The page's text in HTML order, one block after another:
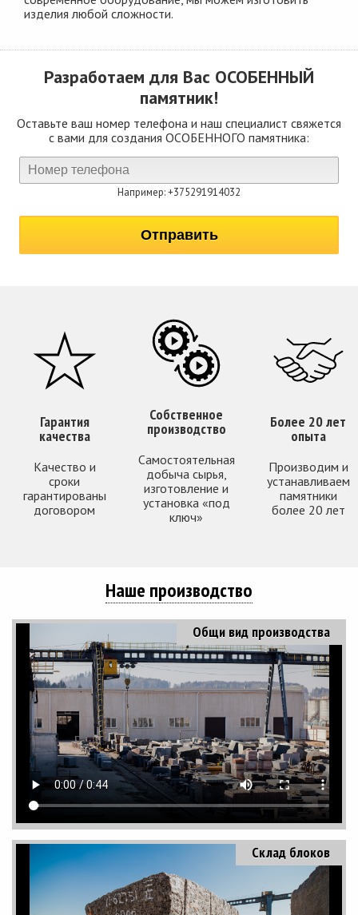
изделия любой сложности.
Разработаем для Вас ОСОБЕННЫЙ
памятник!
Оставьте ваш номер телефона и наш специалист свяжется
с вами для создания ОСОБЕННОГО памятника:
Например: +375291914032
Гарантия
качества
Качество и
сроки
гарантированы
договором
Собственное
производство
Самостоятельная
добыча сырья,
изготовление и
установка «под
ключ»
Более 20 лет
опыта
Производим и
устанавливаем
памятники
более 20 лет
Наше производство
Общи вид производства
Склад блоков